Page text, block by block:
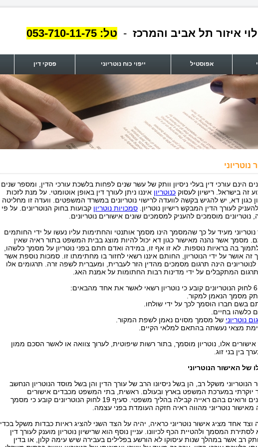
איזור תל אביב והמרכז - טל: 053-710-11-75
אפוסטיל ייפוי כוח נוטריוני פסקי דין
נוטריוני
הינם עורכי דין בעלי ניסיון וותק של עשר שנים לפחות בלשכת עורכי הדין, ומספר שנים
זה בישראל. רישיון לעסוק כנוטריון איננו ניתן לעורך דין באופן אוטומטי. על מנת לזכות
כגון דא, יש להגיש בקשה לוועדה לרישוי נוטריונים במשרד המשפטים. וועדה זו מחליטה
לעורך הדין המבקש רישיון נוטריון. סמכויות נוטריון קבועות בחוק הנוטריונים. על פי
נוטריונים מוסמכים להעניק למסמכים שונים אישורים נוטריונים.
נוטריוני מעיד על כך שהמסמך הינו מסמך אותנטי והחתימות עליו נעשו על ידי החותמים
מסמך אשר נהנה מאישור כגון דא יכול להיות מוצג בבית המשפט בתור ראיה שאין
בה בראיות נוספות. לא זו אף זו, במידה ואדם חתם בפני נוטריון על מסמך כלשהו,
זה אושר על ידי הנוטריון, החותם איננו רשאי לחזור בו מחתימתו זו. סמכות נוספת אשר
לנוטריונים הינה תרגום מסמכים מהדין הזר לעברית, ומעברית לשפה זרה. תרגומים אלו
המתקבלים על ידי מדינות רבות החתומות על אמנת האג.
נוטריוני של מסמך מסוים נאמן לשפת המקור.
אלו, נוטריון מוסמך, בתור רשות שיפוטית, לערוך צוואה או לאשר הסכם ממון
בין בני זוג.
של האישור הנוטריוני
הנוטריוני משקל רב, הן בשל ניסיונו הרב של עורך הדין והן בשל מוסד הנוטריון הנחשב
יוקרתי במערכת המשפט בארץ ובעולם. ראשית, בתי המשפט מכבדים אישורים
נוטריונים ורואים בהם ראייה קבילה בהליך משפטי. סעיף 19 לחוק הנוטריונים קובע כי מסמך
מאישור נוטריוני מהווה ראיה חזקה העומדת בפני עצמה.
וצד אחד מציג אישור נוטריוני כראיה, יהיה על הצד השני להציג ראיות כבדות משקל בכדי
לסתירת המסמך ולהטיית הכף לכיוונו. עניין נוסף הוא שרישיון נוטריון מוענק לעורך דין
רב אשר במהלך שנות עיסוקו לא הורשע בפלילים בעבירה שיש עימה קלון, או בדין